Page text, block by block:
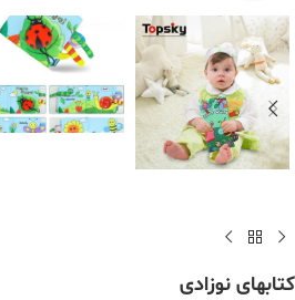
کتابهای نوزادی